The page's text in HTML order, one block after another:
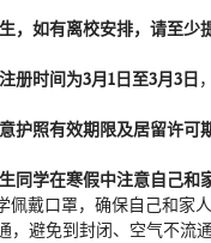
，如有离校安排，请至少
册时间为3月1日至3月3日
护照有效期限及居留许可
同学在寒假中注意自己和
佩戴口罩，确保自己和家人
，避免到封闭、空气不流